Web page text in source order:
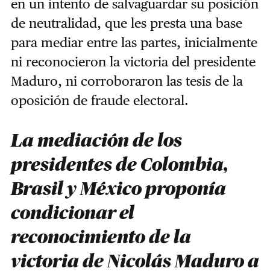
en un intento de salvaguardar su posición
de neutralidad, que les presta una base
para mediar entre las partes, inicialmente
ni reconocieron la victoria del presidente
Maduro, ni corroboraron las tesis de la
oposición de fraude electoral.
La mediación de los
presidentes de Colombia,
Brasil y México proponía
condicionar el
reconocimiento de la
victoria de Nicolás Maduro a